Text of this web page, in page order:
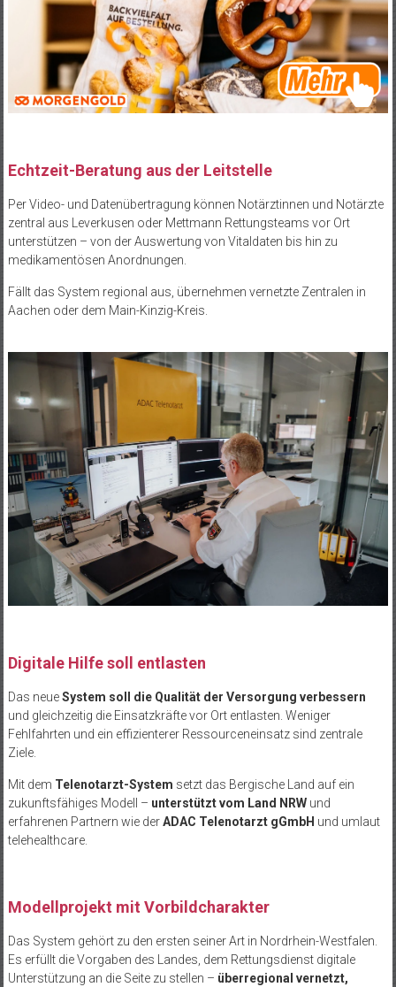
Echtzeit-Beratung aus der Leitstelle
Per Video- und Datenübertragung können Notärztinnen und Notärzte
zentral aus Leverkusen oder Mettmann Rettungsteams vor Ort
unterstützen – von der Auswertung von Vitaldaten bis hin zu
medikamentösen Anordnungen.
Fällt das System regional aus, übernehmen vernetzte Zentralen in
Aachen oder dem Main-Kinzig-Kreis.
Digitale Hilfe soll entlasten
Das neueSystem soll die Qualität der Versorgung verbessern
und gleichzeitig die Einsatzkräfte vor Ort entlasten. Weniger
Fehlfahrten und ein effizienterer Ressourceneinsatz sind zentrale
Ziele.
Mit dem Telenotarzt-System setzt das Bergische Land auf ein
zukunftsfähiges Modell – unterstützt vom Land NRWund
erfahrenen Partnern wie derADAC Telenotarzt gGmbH und umlaut
telehealthcare.
Modellprojekt mit Vorbildcharakter
Das System gehört zu den ersten seiner Art in Nordrhein-Westfalen.
Es erfüllt die Vorgaben des Landes, dem Rettungsdienst digitale
Unterstützung an die Seite zu stellen – überregional vernetzt,